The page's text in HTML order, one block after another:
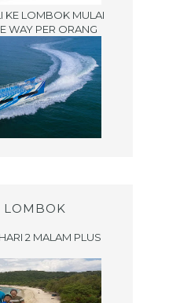
KE LOMBOK MULAI
WAY PER ORANG
LOMBOK
2 MALAM PLUS